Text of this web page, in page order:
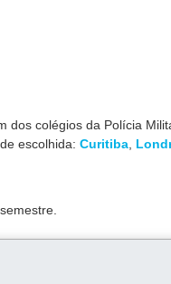
dos colégios da Polícia
escolhida: Curitiba